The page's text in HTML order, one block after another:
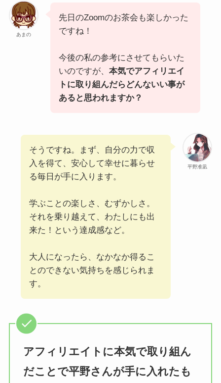
あまの
先日のZoomのお茶会も楽しかった
ですね！
今後の私の参考にさせてもらいた
いのですが、 本気でアフィリエイ
トに取り組んだらどんないい事が
あると思われますか？
平野准凪
そうですね。まず、自分の力で収
入を得て、安心して幸せに暮らせ
る毎日が手に入ります。
学ぶことの楽しさ、むずかしさ。
それを乗り越えて、わたしにも出
来た！という達成感など。
大人になったら、なかなか得るこ
とのできない気持ちを感じられま
す。
アフィリエイトに本気で取り組ん
だことで平野さんが手に入れたも